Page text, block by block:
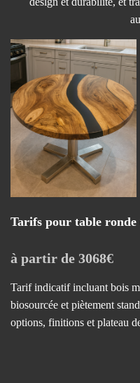
Tarifs pour table
à partir de 3068€
Tarif indicatif incluant bois
biosourcée et piètement
options, finitions et plateau